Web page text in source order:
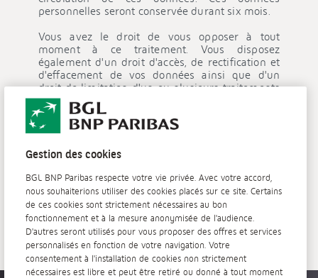
sur notre site internet ou en agence.
Toute personne qui recourt à un service de la Banque
impliquant l’usage de moyen de communication
électronique (téléphone, e-mail, internet) marque son
accord sur l’enregistrement et le traitement des
communications électroniques y afférentes. La finalité
des enregistrements est de fournir la preuve, en cas de
contestation, d’une transaction ou de toute
enregistrements en conformité avec la réglementation
en vigueur, pendant une durée maximale de 10 ans.
personnelles seront conservée durant six mois.
Vous avez le droit de vous opposer à tout
moment à ce traitement. Vous disposez
également d'un droit d'accès, de rectification et
d'effacement de vos données ainsi que d'un
droit de limitation d'un ou plusieurs traitements
et d'un droit à la portabilité des données en
contactant le Délégué à la protection des
données par mail à l'adresse dpo@bgl.lu ou par
Délégué à la protection des données - 60,
En complément des droits mentionnés ci-
dessus, vous pouvez déposer une plainte auprès
de la Commission nationale pour la protection
des données (cnpd.lu).
Gestion des cookies
BGL BNP Paribas respecte votre vie privée. Avec votre accord,
nous souhaiterions utiliser des cookies placés sur ce site. Certains
de ces cookies sont strictement nécessaires au bon
fonctionnement et à la mesure anonymisée de l'audience.
D'autres seront utilisés pour vous proposer des offres et services
personnalisés en fonction de votre navigation. Votre
consentement à l'installation de cookies non strictement
nécessaires est libre et peut être retiré ou donné à tout moment